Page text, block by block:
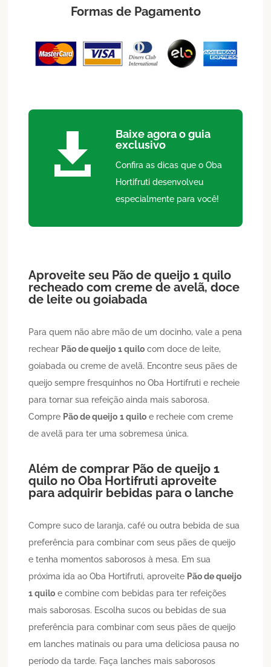
Formas de Pagamento

Baixe agora o guia
exclusivo
Confira as dicas que o Oba
Hortifruti desenvolveu
especialmente para você!
Aproveite seu Pão de queijo 1 quilo
recheado com creme de avelã, doce
de leite ou goiabada
Para quem não abre mão de um docinho, vale a pena
rechear Pão de queijo 1 quilo com doce de leite,
goiabada ou creme de avelã. Encontre seus pães de
queijo sempre fresquinhos no Oba Hortifruti e recheie
para tornar sua refeição ainda mais saborosa.
Compre Pão de queijo 1 quilo e recheie com creme
de avelã para ter uma sobremesa única.
Além de comprar Pão de queijo 1
quilo no Oba Hortifruti aproveite
para adquirir bebidas para o lanche
Compre suco de laranja, café ou outra bebida de sua
preferência para combinar com seus pães de queijo
e tenha momentos saborosos à mesa. Em sua
próxima ida ao Oba Hortifruti, aproveite Pão de queijo
1 quilo e combine com bebidas para ter refeições
mais saborosas. Escolha sucos ou bebidas de sua
preferência para combinar com seus pães de queijo
em lanches matinais ou para uma deliciosa pausa no
período da tarde. Faça lanches mais saborosos